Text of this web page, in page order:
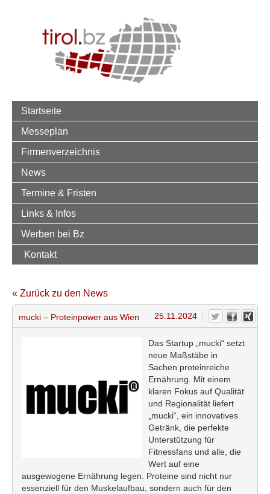
Startseite
Messeplan
Firmenverzeichnis
News
Termine & Fristen
Links & Infos
Werben bei Bz
Kontakt
« Zurück zu den News
mucki – Proteinpower aus Wien 25.11.2024
Das Startup „mucki“ setzt
neue Maßstäbe in
Sachen proteinreiche
Ernährung. Mit einem
klaren Fokus auf Qualität
und Regionalität liefert
„mucki“, ein innovatives
Getränk, die perfekte
Unterstützung für
Fitnessfans und alle, die
Wert auf eine
ausgewogene Ernährung legen. Proteine sind nicht nur
essenziell für den Muskelaufbau, sondern auch für den